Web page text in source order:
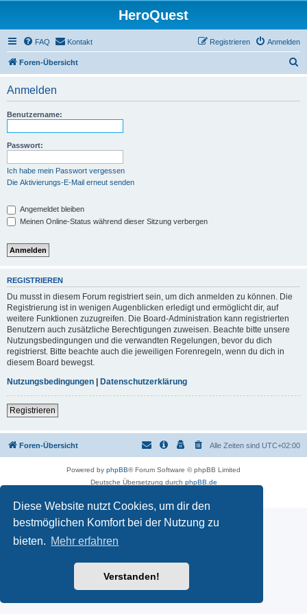
Diese Website nutzt Cookies, um dir den
bestmöglichen Komfort bei der Nutzung zu
bieten. Mehr erfahren
Verstanden!
HeroQuest
FAQ Kontakt Anmelden
Registrieren
Foren-Übersicht
Anmelden
Benutzername:
Passwort:
Ich habe mein Passwort vergessen
Die Aktivierungs-E-Mail erneut senden
Angemeldet bleiben
Meinen Online-Status während dieser Sitzung verbergen
REGISTRIEREN
Du musst in diesem Forum registriert sein, um dich anmelden zu können. Die
Registrierung ist in wenigen Augenblicken erledigt und ermöglicht dir, auf
weitere Funktionen zuzugreifen. Die Board-Administration kann registrierten
Benutzern auch zusätzliche Berechtigungen zuweisen. Beachte bitte unsere
Nutzungsbedingungen und die verwandten Regelungen, bevor du dich
registrierst. Bitte beachte auch die jeweiligen Forenregeln, wenn du dich in
diesem Board bewegst.
Nutzungsbedingungen | Datenschutzerklärung
Registrieren
Foren-Übersicht Alle Zeiten sind UTC+02:00
Powered by phpBB® Forum Software © phpBB Limited
Deutsche Übersetzung durch phpBB.de